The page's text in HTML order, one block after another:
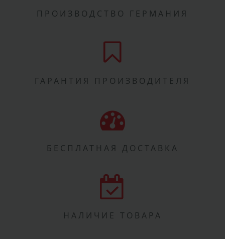
ПРОИЗВОДСТВО ГЕРМАНИЯ
ГАРАНТИЯ ПРОИЗВОДИТЕЛЯ
БЕСПЛАТНАЯ ДОСТАВКА
НАЛИЧИЕ ТОВАРА